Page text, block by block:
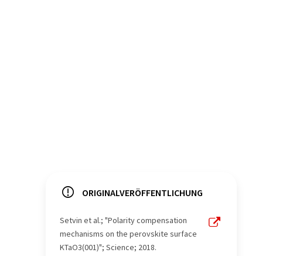
ORIGINALVERÖFFENTLICHUNG
Setvin et al.; "Polarity compensation
mechanisms on the perovskite surface
KTaO3(001)"; Science; 2018.